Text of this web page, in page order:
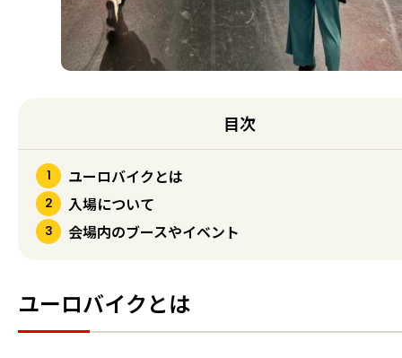
目次
ユーロバイクとは
入場について
会場内のブースやイベント
ユーロバイクとは